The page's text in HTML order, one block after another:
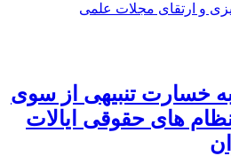
و ارتقای مجلات علمی
خسارت تنبیهی از سوی
‏های حقوقی ایالات